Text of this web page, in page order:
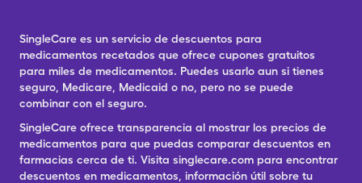
SingleCare es un servicio de descuentos para
medicamentos recetados que ofrece cupones gratuitos
para miles de medicamentos. Puedes usarlo aun si tienes
seguro, Medicare, Medicaid o no, pero no se puede
combinar con el seguro.
SingleCare ofrece transparencia al mostrar los precios de
medicamentos para que puedas comparar descuentos en
farmacias cerca de ti. Visita singlecare.com para encontrar
descuentos en medicamentos, información útil sobre tu